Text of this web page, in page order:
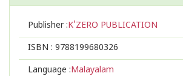
Publisher :K'ZERO PUBLICATION
ISBN : 9788199680326
Language :Malayalam